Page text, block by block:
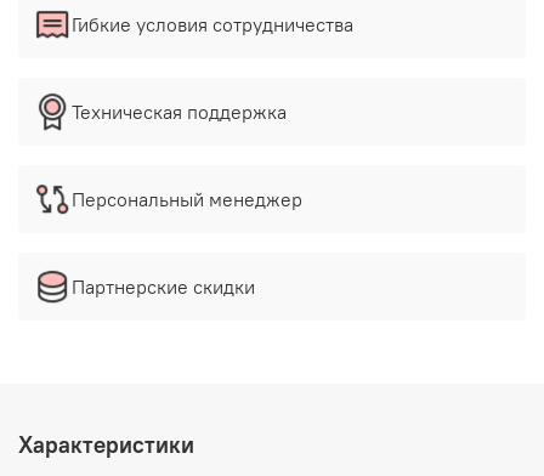
Гибкие условия сотрудничества
Техническая поддержка
Персональный менеджер
Партнерские скидки
Характеристики